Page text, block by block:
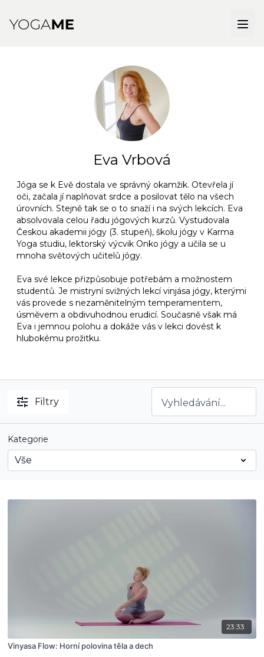
Eva Vrbová
Jóga se k Evě dostala ve správný okamžik. Otevřela jí
oči, začala jí naplňovat srdce a posilovat tělo na všech
úrovních. Stejně tak se o to snaží i na svých lekcích. Eva
absolvovala celou řadu jógových kurzů. Vystudovala
Českou akademii jógy (3. stupeň), školu jógy v Karma
Yoga studiu, lektorský výcvik Onko jógy a učila se u
mnoha světových učitelů jógy.
Eva své lekce přizpůsobuje potřebám a možnostem
studentů. Je mistryní svižných lekcí vinjása jógy, kterými
vás provede s nezaměnitelným temperamentem,
úsměvem a obdivuhodnou erudicí. Současně však má
Eva i jemnou polohu a dokáže vás v lekci dovést k
hlubokému prožitku.
Filtry
Kategorie
23:33
Vinyasa Flow: Horní polovina těla a dech